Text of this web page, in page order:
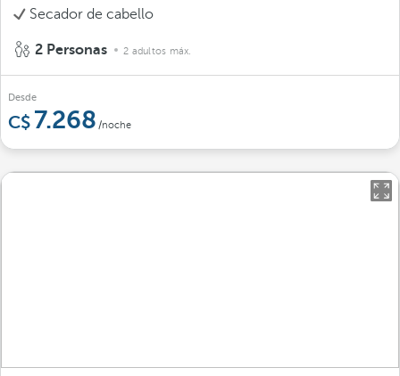
Secador de cabello
2 Personas 2 adultos máx.
Desde
7.268 /noche